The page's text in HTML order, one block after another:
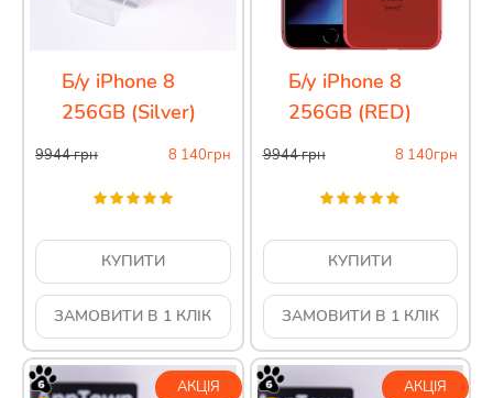
Б/у iPhone 8
256GB (Silver)
9944грн 8 140грн
КУПИТИ
ЗАМОВИТИ В 1 КЛІК
Б/у iPhone 8
256GB (RED)
9944грн 8 140грн
КУПИТИ
ЗАМОВИТИ В 1 КЛІК
АКЦІЯ АКЦІЯ